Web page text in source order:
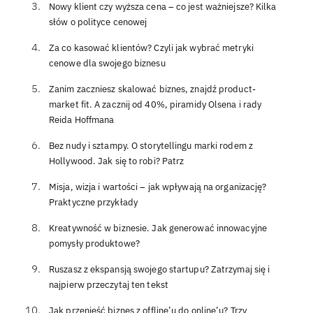
Nowy klient czy wyższa cena – co jest ważniejsze? Kilka
słów o polityce cenowej
Za co kasować klientów? Czyli jak wybrać metryki
cenowe dla swojego biznesu
Zanim zaczniesz skalować biznes, znajdź product-
market fit. A zacznij od 40%, piramidy Olsena i rady
Reida Hoffmana
Bez nudy i sztampy. O storytellingu marki rodem z
Hollywood. Jak się to robi? Patrz
Misja, wizja i wartości – jak wpływają na organizację?
Praktyczne przykłady
Kreatywność w biznesie. Jak generować innowacyjne
pomysły produktowe?
Ruszasz z ekspansją swojego startupu? Zatrzymaj się i
najpierw przeczytaj ten tekst
Jak przenieść biznes z offline’u do online’u? Trzy